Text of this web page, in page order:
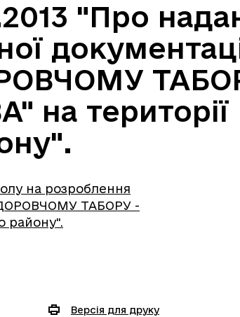
"Про
на території
на розроблення
ТАБОРУ -
району".
Версія для друку